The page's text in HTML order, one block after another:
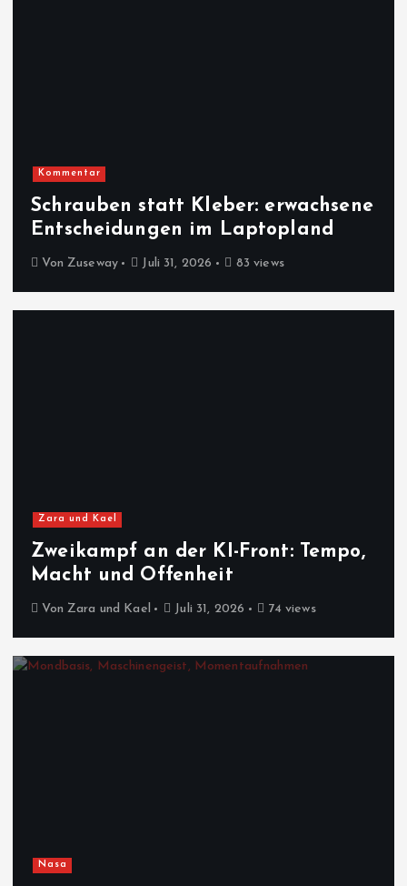
Kommentar
Schrauben statt Kleber: erwachsene
Entscheidungen im Laptopland
Von Zuseway Juli 31, 2026 83 views
Zara und Kael
Zweikampf an der KI-Front: Tempo,
Macht und Offenheit
Von Zara und Kael Juli 31, 2026 74 views
Nasa